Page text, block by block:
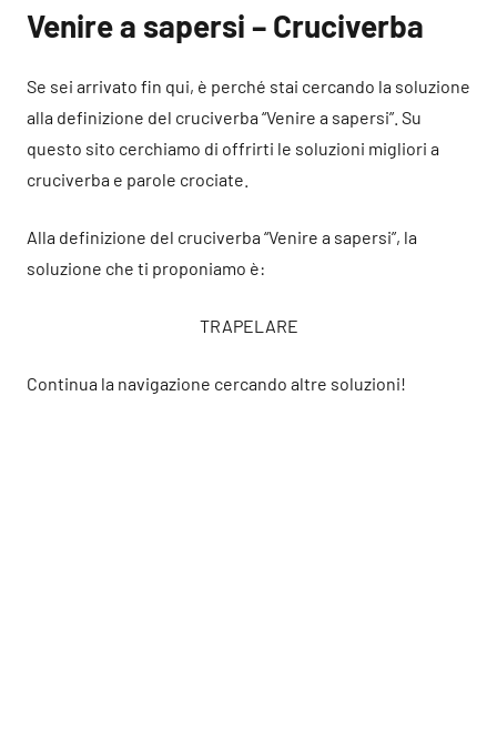
Venire a sapersi – Cruciverba
Se sei arrivato fin qui, è perché stai cercando la soluzione
alla definizione del cruciverba “Venire a sapersi”. Su
questo sito cerchiamo di offrirti le soluzioni migliori a
cruciverba e parole crociate.
Alla definizione del cruciverba “Venire a sapersi”, la
soluzione che ti proponiamo è:
TRAPELARE
Continua la navigazione cercando altre soluzioni!